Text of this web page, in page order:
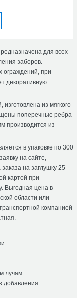
для всех
заборов.
ограждений, при
декоративную
из мягкого
поперечные ребра
производится из
в упаковке по 300
на сайте,
на заглушку 25
картой при
Выгодная цена в
области или
компанией
лучам.
добавления